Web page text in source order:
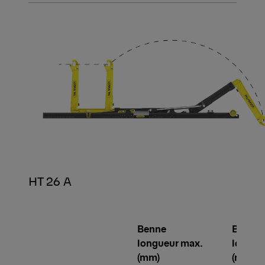
HT 26 A
Benne
longueur max.
(mm)
Benne
(mm)